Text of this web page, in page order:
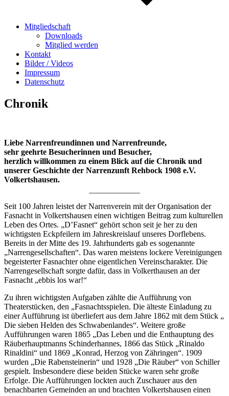
Mitgliedschaft
Downloads
Mitglied werden
Kontakt
Bilder / Videos
Impressum
Datenschutz
Chronik
Liebe Narrenfreundinnen und Narrenfreunde,
sehr geehrte Besucherinnen und Besucher,
herzlich willkommen zu einem Blick auf die Chronik und
unserer Geschichte der Narrenzunft Rehbock 1908 e.V.
Volkertshausen.
Seit 100 Jahren leistet der Narrenverein mit der Organisation der
Fasnacht in Volkertshausen einen wichtigen Beitrag zum kulturellen
Leben des Ortes. „D’Fasnet“ gehört schon seit je her zu den
wichtigsten Eckpfeilern im Jahreskreislauf unseres Dorflebens.
Bereits in der Mitte des 19. Jahrhunderts gab es sogenannte
„Narrengesellschaften“. Das waren meistens lockere Vereinigungen
begeisterter Fasnachter ohne eigentlichen Vereinscharakter. Die
Narrengesellschaft sorgte dafür, dass in Volkerthausen an der
Fasnacht „ebbis los war!“
Zu ihren wichtigsten Aufgaben zählte die Aufführung von
Theaterstücken, den „Fasnachtsspielen. Die älteste Einladung zu
einer Aufführung ist überliefert aus dem Jahre 1862 mit dem Stück „
Die sieben Helden des Schwabenlandes“. Weitere große
Aufführungen waren 1865 „Das Leben und die Enthauptung des
Räuberhauptmanns Schinderhannes, 1866 das Stück „Rinaldo
Rinaldini“ und 1869 „Konrad, Herzog von Zähringen“. 1909
wurden „Die Rabensteinerin“ und 1928 „Die Räuber“ von Schiller
gespielt. Insbesondere diese beiden Stücke waren sehr große
Erfolge. Die Aufführungen lockten auch Zuschauer aus den
benachbarten Gemeinden an und brachten Volkertshausen einen